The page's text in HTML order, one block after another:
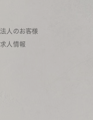
法人のお客様
求人情報